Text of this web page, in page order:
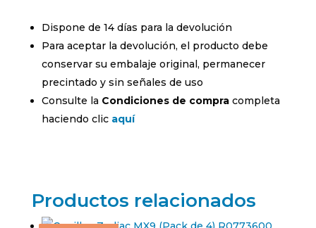
Dispone de 14 días para la devolución
Para aceptar la devolución, el producto debe
conservar su embalaje original, permanecer
precintado y sin señales de uso
Consulte la Condiciones de compracompleta
haciendo clic aquí
Productos relacionados